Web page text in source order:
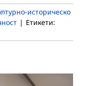
историческо
| Етикети: